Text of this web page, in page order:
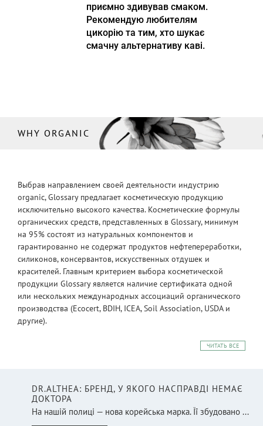
приємно здивував смаком.
Рекомендую любителям
цикорію та тим, хто шукає
смачну альтернативу каві.
WHY ORGANIC
Выбрав направлением своей деятельности индустрию
organic, Glossary предлагает косметическую продукцию
исключительно высокого качества. Косметические формулы
органических средств, представленных в Glossary, минимум
на 95% состоят из натуральных компонентов и
гарантированно не содержат продуктов нефтепереработки,
силиконов, консервантов, искусственных отдушек и
красителей. Главным критерием выбора косметической
продукции Glossary является наличие сертификата одной
или нескольких международных ассоциаций органического
производства (Ecocert, BDIH, ICEA, Soil Association, USDA и
другие).
ЧИТАТЬ ВСЕ
DR.ALTHEA: БРЕНД, У ЯКОГО НАСПРАВДІ НЕМАЄ
ДОКТОРА
На нашій полиці — нова корейська марка. Її збудовано ...